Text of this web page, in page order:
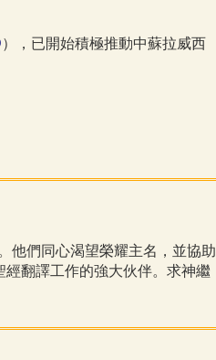
），已開始積極推動中蘇拉威西
他們同心渴望榮耀主名，並協助
翻譯工作的強大伙伴。求神繼